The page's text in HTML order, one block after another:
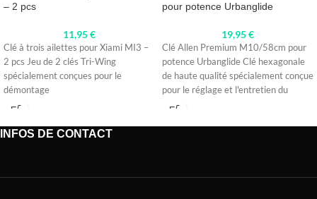
– 2 pcs
11,95€
Clé à trois ailettes pour Xiami MI3 –
2 pcs Jeu de 2 clés Tri-Wing
spécialement conçues pour le
démontage
pour potence Urbanglide
19,95€
Clé Allen Premium M10/58cm pour
potence Urbanglide Clé hexagonale
de haute qualité spécialement conçue
pour le réglage et l'entretien du
INFOS DE CONTACT